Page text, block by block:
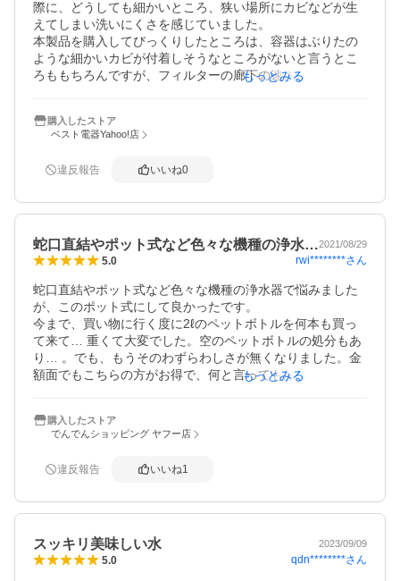
人的には面倒でした。(契約するウォーターサーバーによっ
て違いはあるかと思いますが)ゴミ出し減らせるのと金額面
で個人的には浄水ポットが一番合ってました。
際に、どうしても細かいところ、狭い場所にカビなどが生
えてしまい洗いにくさを感じていました。
本製品を購入してびっくりしたところは、容器はぶりたの
ような細かいカビが付着しそうなところがないと言うとこ
ろももちろんですが、フィルターの廊下の速さにびっくり
感謝しています。
非常に満足しています。
ヤルの箇所を、もっとカビが生えないように、シンプルな
少しその箇所から、ろ過していない水が注ぎ口に入ってい
それでもとても素晴らしい製品ありがとうございます！
もっとみる
購入したストア
ベスト電器Yahoo!店
違反報告 いいね0
蛇口直結やポット式など色々な機種の浄水…2021/08/29
5.0 rwi********さん
蛇口直結やポット式など色々な機種の浄水器で悩みました
が、このポット式にして良かったです。
今まで、買い物に行く度に2ℓのペットボトルを何本も買っ
て来て… 重くて大変でした。空のペットボトルの処分もあ
り… 。でも、もうそのわずらわしさが無くなりました。金
額面でもこちらの方がお得で、何と言ってもお水が美味し
で使えるので、とても便利だと思います。浄水時間の速さ
と美味しさに驚きました！
日活躍しています。
もっとみる
購入したストア
でんでんショッピング ヤフー店
違反報告 いいね1
スッキリ美味しい水 2023/09/09
5.0 qdn********さん